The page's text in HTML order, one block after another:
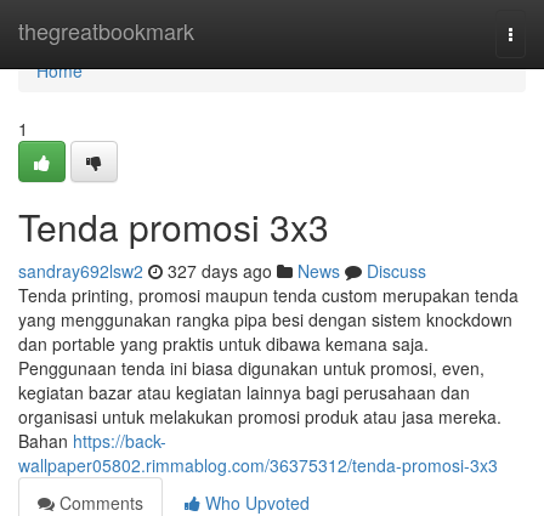
thegreatbookmark
Home
Home
1
Tenda promosi 3x3
sandray692lsw2 327 days ago News
Discuss
Tenda printing, promosi maupun tenda custom merupakan tenda
yang menggunakan rangka pipa besi dengan sistem knockdown
dan portable yang praktis untuk dibawa kemana saja.
Penggunaan tenda ini biasa digunakan untuk promosi, even,
kegiatan bazar atau kegiatan lainnya bagi perusahaan dan
organisasi untuk melakukan promosi produk atau jasa mereka.
Bahan https://back-
wallpaper05802.rimmablog.com/36375312/tenda-promosi-3x3
Comments
Who Upvoted